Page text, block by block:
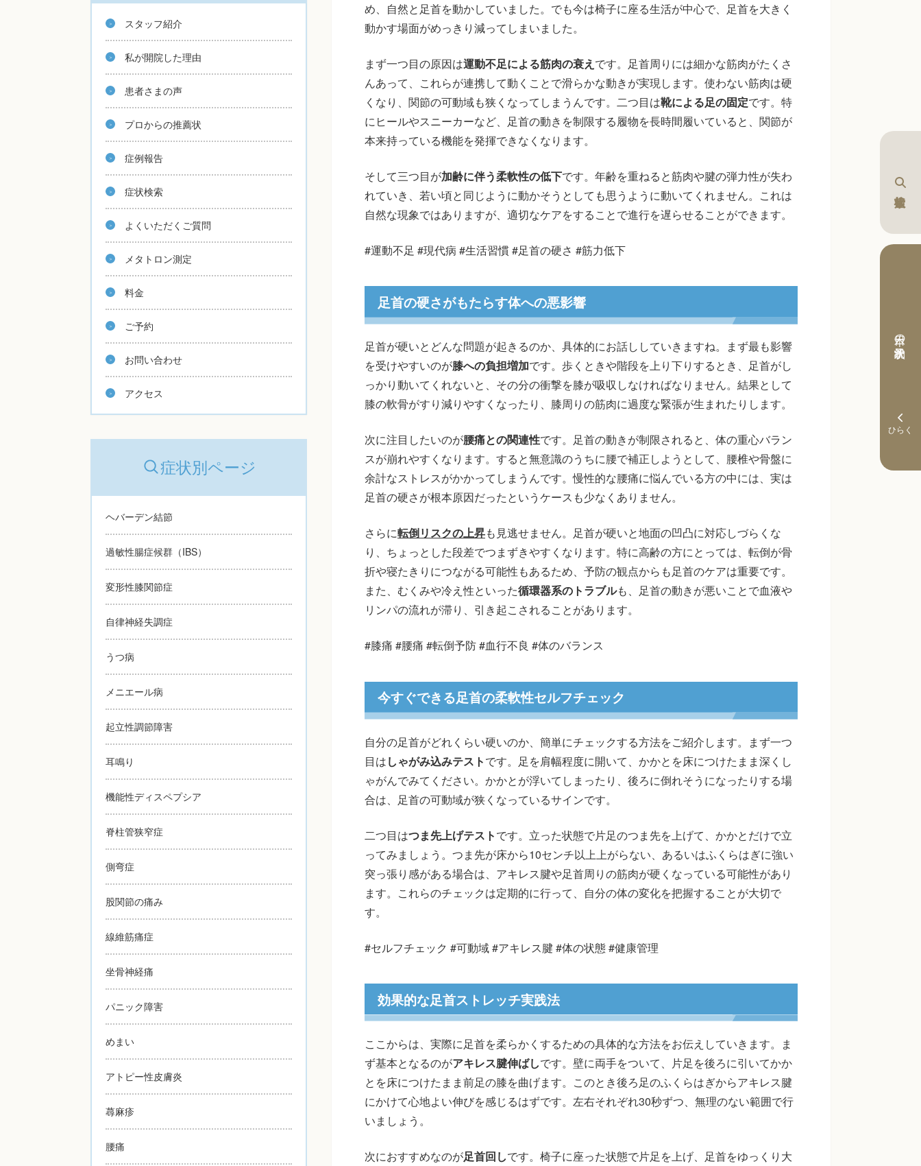
本日の予約状況
め、自然と足首を動かしていました。でも今は椅子に座る生活が中心で、足首を大きく
動かす場面がめっきり減ってしまいました。
まず一つ目の原因は運動不足による筋肉の衰え です。足首周りには細かな筋肉がたくさ
んあって、これらが連携して動くことで滑らかな動きが実現します。使わない筋肉は硬
くなり、関節の可動域も狭くなってしまうんです。二つ目は靴による足の固定です。特
にヒールやスニーカーなど、足首の動きを制限する履物を長時間履いていると、関節が
本来持っている機能を発揮できなくなります。
そして三つ目が加齢に伴う柔軟性の低下です。年齢を重ねると筋肉や腱の弾力性が失わ
れていき、若い頃と同じように動かそうとしても思うように動いてくれません。これは
自然な現象ではありますが、適切なケアをすることで進行を遅らせることができます。
#運動不足 #現代病 #生活習慣 #足首の硬さ #筋力低下
足首の硬さがもたらす体への悪影響
足首が硬いとどんな問題が起きるのか、具体的にお話ししていきますね。まず最も影響
を受けやすいのが膝への負担増加です。歩くときや階段を上り下りするとき、足首がし
っかり動いてくれないと、その分の衝撃を膝が吸収しなければなりません。結果として
膝の軟骨がすり減りやすくなったり、膝周りの筋肉に過度な緊張が生まれたりします。
次に注目したいのが腰痛との関連性です。足首の動きが制限されると、体の重心バラン
スが崩れやすくなります。すると無意識のうちに腰で補正しようとして、腰椎や骨盤に
余計なストレスがかかってしまうんです。慢性的な腰痛に悩んでいる方の中には、実は
足首の硬さが根本原因だったというケースも少なくありません。
さらに転倒リスクの上昇も見逃せません。足首が硬いと地面の凹凸に対応しづらくな
り、ちょっとした段差でつまずきやすくなります。特に高齢の方にとっては、転倒が骨
折や寝たきりにつながる可能性もあるため、予防の観点からも足首のケアは重要です。
また、むくみや冷え性といった循環器系のトラブルも、足首の動きが悪いことで血液や
リンパの流れが滞り、引き起こされることがあります。
#膝痛 #腰痛 #転倒予防 #血行不良 #体のバランス
今すぐできる足首の柔軟性セルフチェック
自分の足首がどれくらい硬いのか、簡単にチェックする方法をご紹介します。まず一つ
目はしゃがみ込みテストです。足を肩幅程度に開いて、かかとを床につけたまま深くし
ゃがんでみてください。かかとが浮いてしまったり、後ろに倒れそうになったりする場
合は、足首の可動域が狭くなっているサインです。
二つ目はつま先上げテストです。立った状態で片足のつま先を上げて、かかとだけで立
ってみましょう。つま先が床から10センチ以上上がらない、あるいはふくらはぎに強い
突っ張り感がある場合は、アキレス腱や足首周りの筋肉が硬くなっている可能性があり
ます。これらのチェックは定期的に行って、自分の体の変化を把握することが大切で
す。
#セルフチェック #可動域 #アキレス腱 #体の状態 #健康管理
効果的な足首ストレッチ実践法
ここからは、実際に足首を柔らかくするための具体的な方法をお伝えしていきます。ま
ず基本となるのがアキレス腱伸ばしです。壁に両手をついて、片足を後ろに引いてかか
とを床につけたまま前足の膝を曲げます。このとき後ろ足のふくらはぎからアキレス腱
にかけて心地よい伸びを感じるはずです。左右それぞれ30秒ずつ、無理のない範囲で行
いましょう。
次におすすめなのが足首回しです。椅子に座った状態で片足を上げ、足首をゆっくり大
スタッフ紹介
私が開院した理由
患者さまの声
プロからの推薦状
症例報告
症状検索
よくいただくご質問
メタトロン測定
料金
ご予約
お問い合わせ
アクセス
症状別ページ
ヘバーデン結節
過敏性腸症候群（IBS）
変形性膝関節症
自律神経失調症
うつ病
メニエール病
起立性調節障害
耳鳴り
機能性ディスペプシア
脊柱管狭窄症
側弯症
股関節の痛み
線維筋痛症
坐骨神経痛
パニック障害
めまい
アトピー性皮膚炎
蕁麻疹
腰痛